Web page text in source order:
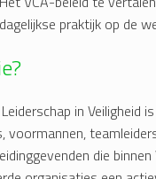
dagelijkse praktijk op de
in Veiligheid
voormannen,
die binnen